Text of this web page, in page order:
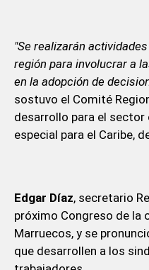
"Se realizarán
región para involucrar a
en la adopción de
sostuvo el Comité
desarrollo para el
especial para el Caribe,
Edgar Díaz, secretario
próximo Congreso de la
Marruecos, y se
que desarrollen a los